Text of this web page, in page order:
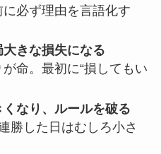
必ず理由を言語化す
きな損失になる
命。最初に“損してもい
なり、ルールを破る
勝した日はむしろ小さ